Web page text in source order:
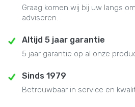
Graag komen wij bij uw langs
adviseren.
Altijd 5 jaar garantie
5 jaar garantie op al onze
Sinds 1979
Betrouwbaar in service en